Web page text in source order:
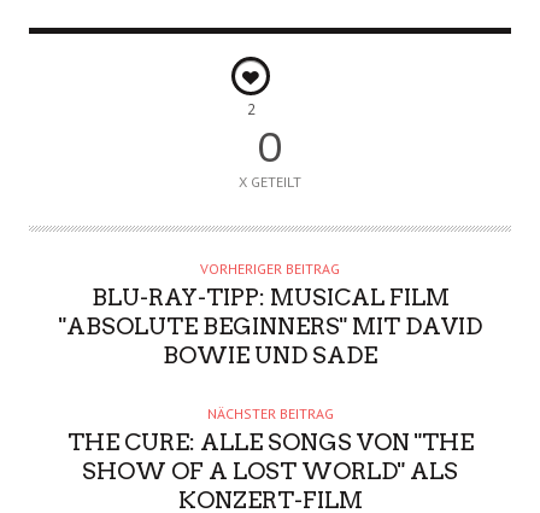
2
0
X GETEILT
VORHERIGER BEITRAG
BLU-RAY-TIPP: MUSICAL FILM
"ABSOLUTE BEGINNERS" MIT DAVID
BOWIE UND SADE
NÄCHSTER BEITRAG
THE CURE: ALLE SONGS VON "THE
SHOW OF A LOST WORLD" ALS
KONZERT-FILM